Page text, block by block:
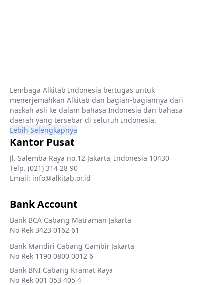
Lembaga Alkitab Indonesia bertugas untuk
menerjemahkan Alkitab dan bagian-bagiannya dari
naskah asli ke dalam bahasa Indonesia dan bahasa
daerah yang tersebar di seluruh Indonesia.
Lebih Selengkapnya
Kantor Pusat
Jl. Salemba Raya no.12 Jakarta, Indonesia 10430
Telp. (021) 314 28 90
Email: info@alkitab.or.id
Bank Account
Bank BCA Cabang Matraman Jakarta
No Rek 3423 0162 61
Bank Mandiri Cabang Gambir Jakarta
No Rek 1190 0800 0012 6
Bank BNI Cabang Kramat Raya
No Rek 001 053 405 4